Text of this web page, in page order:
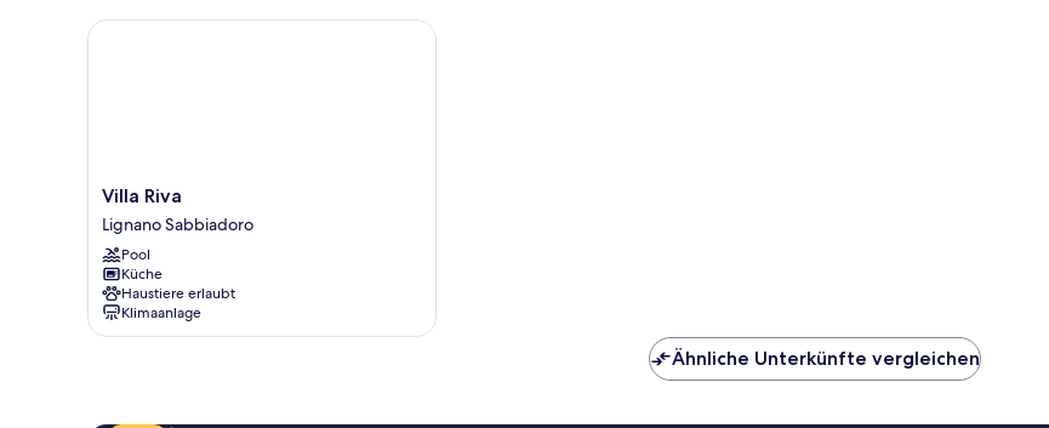
Villa
Riva
Lignano
Sabbiadoro
Villa Riva
Lignano Sabbiadoro
Pool
Küche
Haustiere erlaubt
Klimaanlage
Villa Riva
Ähnliche Unterkünfte vergleichen